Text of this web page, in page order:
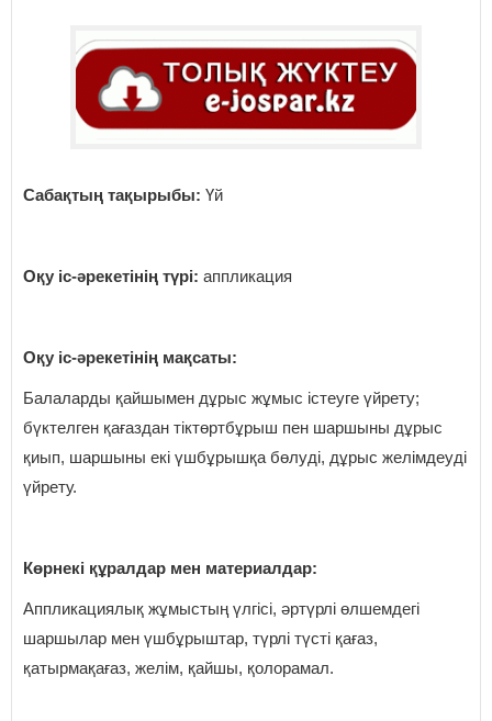
Сабақтың тақырыбы: Үй
Оқу іс-әрекетінің түрі: аппликация
Оқу іс-әрекетінің мақсаты:
Балаларды қайшымен дұрыс жұмыс істеуге үйрету;
бүктелген қағаздан тіктөртбұрыш пен шаршыны дұрыс
қиып, шаршыны екі үшбұрышқа бөлуді, дұрыс желімдеуді
үйрету.
Көрнекі құралдар мен материалдар:
Аппликациялық жұмыстың үлгісі, әртүрлі өлшемдегі
шаршылар мен үшбұрыштар, түрлі түсті қағаз,
қатырмақағаз, желім, қайшы, қолорамал.